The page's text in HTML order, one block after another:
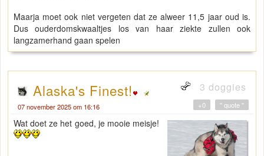
Maarja moet ook niet vergeten dat ze alweer 11,5 jaar oud is.
Dus ouderdomskwaaltjes los van haar ziekte zullen ook
langzamerhand gaan spelen
Alaska's Finest! 3 doggies
07 november 2025 om 16:16 " quote "
+0
Wat doet ze het goed, je mooie meisje!